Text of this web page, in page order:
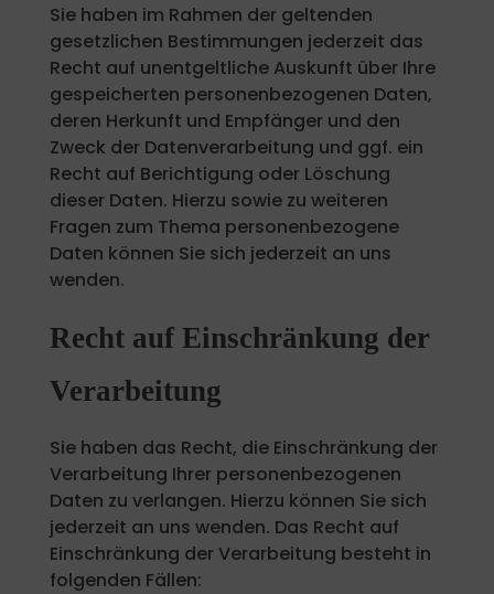
Sie haben im Rahmen der geltenden
gesetzlichen Bestimmungen jederzeit das
Recht auf unentgeltliche Auskunft über Ihre
gespeicherten personenbezogenen Daten,
deren Herkunft und Empfänger und den
Zweck der Datenverarbeitung und ggf. ein
Recht auf Berichtigung oder Löschung
dieser Daten. Hierzu sowie zu weiteren
Fragen zum Thema personenbezogene
Daten können Sie sich jederzeit an uns
wenden.
Recht auf Einschränkung der
Verarbeitung
Sie haben das Recht, die Einschränkung der
Verarbeitung Ihrer personenbezogenen
Daten zu verlangen. Hierzu können Sie sich
jederzeit an uns wenden. Das Recht auf
Einschränkung der Verarbeitung besteht in
folgenden Fällen: